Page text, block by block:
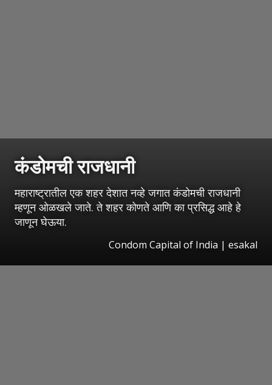
कंडोमची राजधानी
महाराष्ट्रातील एक शहर देशात नव्हे जगात कंडोमची राजधानी
म्हणून ओळखले जाते. ते शहर कोणते आणि का प्रसिद्ध आहे हे
जाणून घेऊया.
Condom Capital of India | esakal